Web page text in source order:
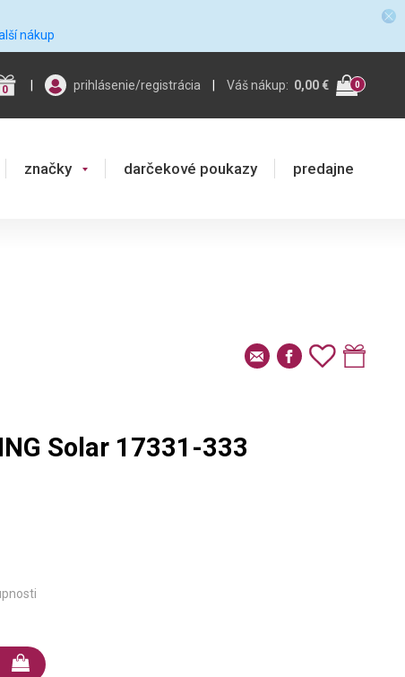
nákup
0 | prihlásenie/registrácia | Váš nákup: 0,00 € 0
značky darčekové poukazy predajne
Solar 17331-333